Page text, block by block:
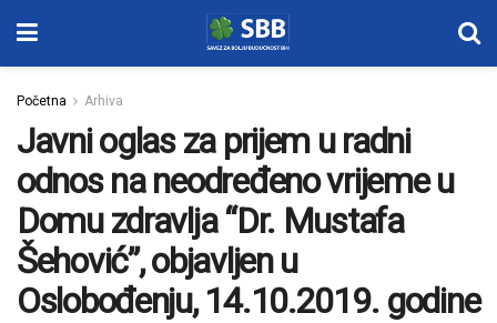
Početna Arhiva
Javni oglas za prijem u radni
odnos na neodređeno vrijeme u
Domu zdravlja “Dr. Mustafa
Šehović”, objavljen u
Oslobođenju, 14.10.2019. godine